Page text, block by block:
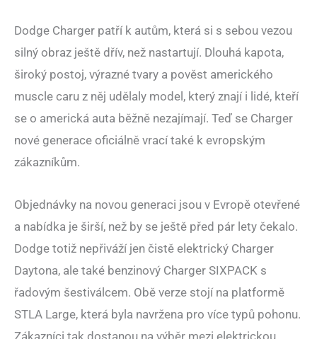
Dodge Charger patří k autům, která si s sebou vezou
silný obraz ještě dřív, než nastartují. Dlouhá kapota,
široký postoj, výrazné tvary a pověst amerického
muscle caru z něj udělaly model, který znají i lidé, kteří
se o americká auta běžně nezajímají. Teď se Charger
nové generace oficiálně vrací také k evropským
zákazníkům.
Objednávky na novou generaci jsou v Evropě otevřené
a nabídka je širší, než by se ještě před pár lety čekalo.
Dodge totiž nepřiváží jen čistě elektrický Charger
Daytona, ale také benzinový Charger SIXPACK s
řadovým šestiválcem. Obě verze stojí na platformě
STLA Large, která byla navržena pro více typů pohonu.
Zákazníci tak dostanou na výběr mezi elektrickou